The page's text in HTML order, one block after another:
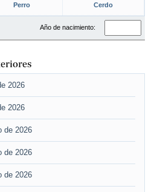
Perro Cerdo
Año de nacimiento:
2026
2026
de 2026
de 2026
de 2026